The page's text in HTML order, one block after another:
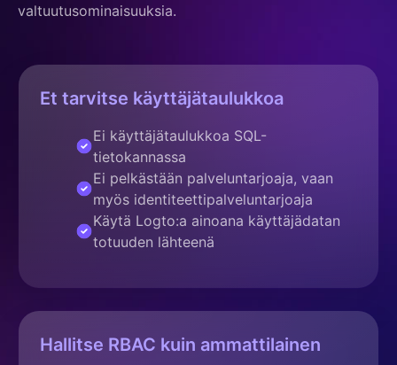
valtuutusominaisuuksia.
Et tarvitse käyttäjätaulukkoa
Ei käyttäjätaulukkoa SQL-
tietokannassa
Ei pelkästään palveluntarjoaja, vaan
myös identiteettipalveluntarjoaja
Käytä Logto:a ainoana käyttäjädatan
totuuden lähteenä
Hallitse RBAC kuin ammattilainen